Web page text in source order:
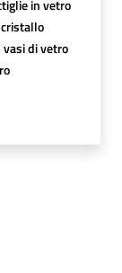
in vetro
cristallo
vasi di vetro